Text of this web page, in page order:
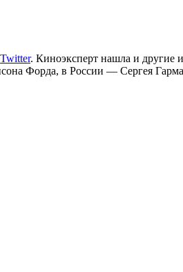
Twitter. Киноэксперт нашла и другие
Форда, в России — Сергея